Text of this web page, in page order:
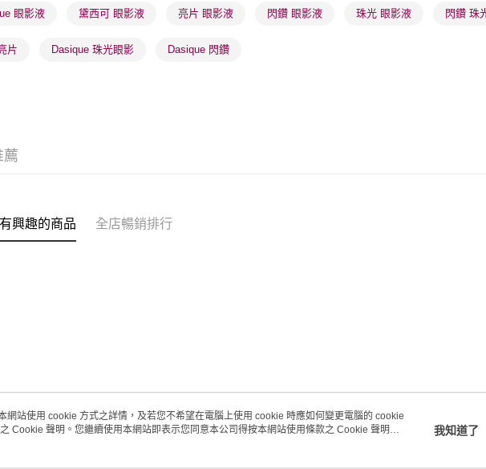
莎莎獨家品牌✨ 全部產品
眼影液 黛西可 眼影液 亮片 眼影液 閃鑽 眼影液 珠光 眼影液 閃鑽 珠
片 Dasique 珠光眼影 Dasique 閃鑽
薦
興趣的商品 全店暢銷排行
關於我們 客戶服務
網站使用 cookie 方式之詳情，及若您不希望在電腦上使用 cookie 時應如何變更電腦的 cookie
之 Cookie 聲明。您繼續使用本網站即表示您同意本公司得按本網站使用條款之 Cookie 聲明使
我知道了